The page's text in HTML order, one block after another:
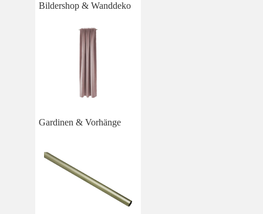
Bildershop & Wanddeko
Gardinen & Vorhänge